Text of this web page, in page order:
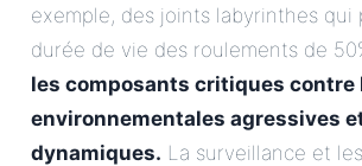
exemple, des joints labyrinthes qui
durée de vie des roulements de
les composants critiques contre
environnementales agressives
dynamiques. La surveillance et